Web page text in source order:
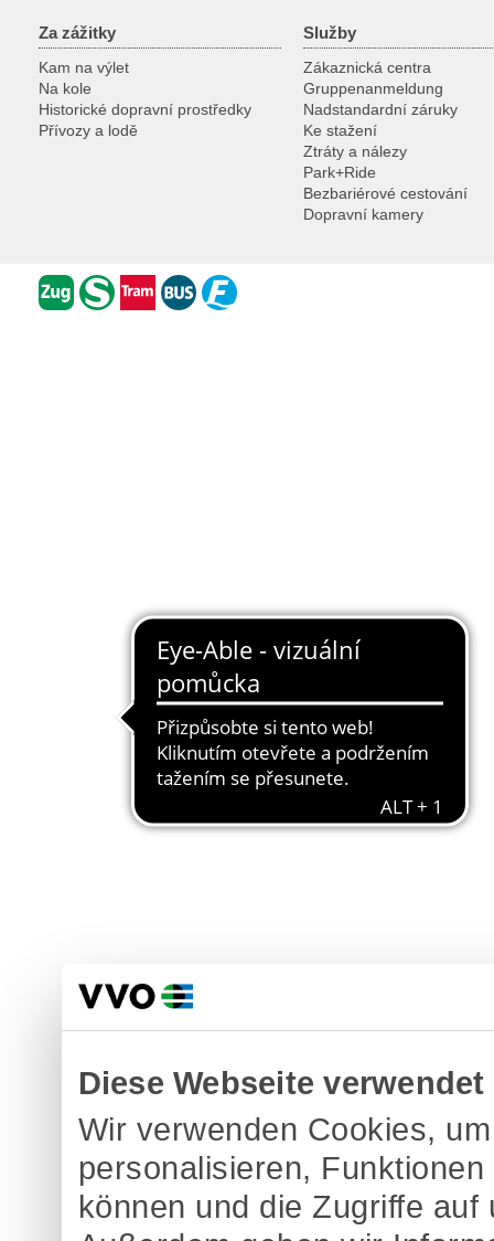
Diese Webseite
Wir verwenden Cookies,
personalisieren,
können und die Zugriffe
Za zážitky
Kam na výlet
Na kole
Historické dopravní prostředky
Přívozy a lodě
Služby
Zákaznická centra
Gruppenanmeldung
Nadstandardní záruky
Ke stažení
Ztráty a nálezy
Park+Ride
Bezbariérové cestování
Dopravní kamery